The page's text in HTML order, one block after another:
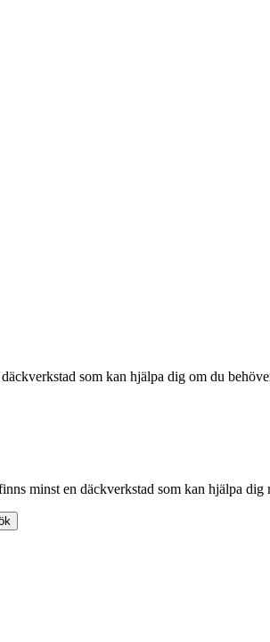
som kan hjälpa dig om du
minst en däckverkstad som kan hjälpa dig